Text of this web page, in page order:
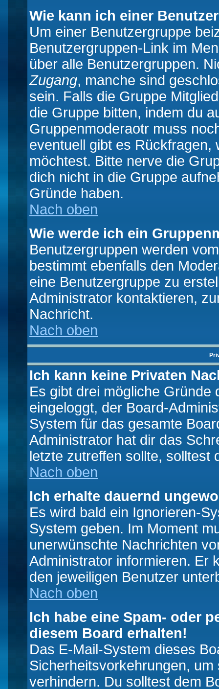
Wie kann ich einer
Um einer Benutzergruppe
Benutzergruppen-Link im
über alle Benutzergruppen.
Zugang, manche sind
sein. Falls die Gruppe
die Gruppe bitten, indem du
Gruppenmoderaotr muss
eventuell gibt es
möchtest. Bitte nerve die
dich nicht in die Gruppe
Gründe haben.
Nach oben
Wie werde ich ein
Benutzergruppen werden
bestimmt ebenfalls den
eine Benutzergruppe zu
Administrator kontaktieren,
Nachricht.
Nach oben
Ich kann keine Privaten
Es gibt drei mögliche Gründe
eingeloggt, der Board-
System für das gesamte
Administrator hat dir das
letzte zutreffen sollte, solltest
Nach oben
Ich erhalte dauernd
Es wird bald ein Ignorieren-
System geben. Im Moment
unerwünschte Nachrichten
Administrator informieren. Er
den jeweiligen Benutzer
Nach oben
Ich habe eine Spam- oder
diesem Board erhalten!
Das E-Mail-System dieses
Sicherheitsvorkehrungen,
verhindern. Du solltest dem